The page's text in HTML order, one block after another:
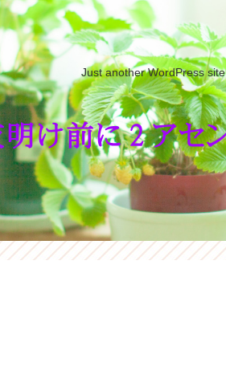
Just another WordPress site